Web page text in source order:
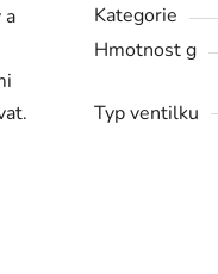
a
Kategorie
Hmotnost g
Typ ventilku